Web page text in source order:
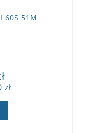
60S 51M